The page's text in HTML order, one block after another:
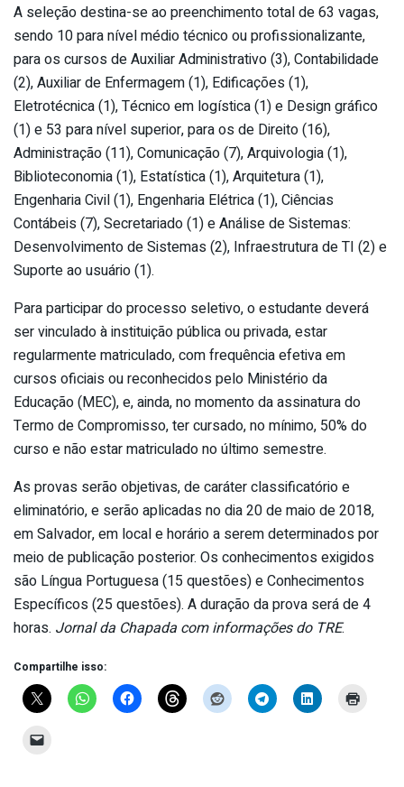
A seleção destina-se ao preenchimento total de 63 vagas,
sendo 10 para nível médio técnico ou profissionalizante,
para os cursos de Auxiliar Administrativo (3), Contabilidade
(2), Auxiliar de Enfermagem (1), Edificações (1),
Eletrotécnica (1), Técnico em logística (1) e Design gráfico
(1) e 53 para nível superior, para os de Direito (16),
Administração (11), Comunicação (7), Arquivologia (1),
Biblioteconomia (1), Estatística (1), Arquitetura (1),
Engenharia Civil (1), Engenharia Elétrica (1), Ciências
Contábeis (7), Secretariado (1) e Análise de Sistemas:
Desenvolvimento de Sistemas (2), Infraestrutura de TI (2) e
Suporte ao usuário (1).
Para participar do processo seletivo, o estudante deverá
ser vinculado à instituição pública ou privada, estar
regularmente matriculado, com frequência efetiva em
cursos oficiais ou reconhecidos pelo Ministério da
Educação (MEC), e, ainda, no momento da assinatura do
Termo de Compromisso, ter cursado, no mínimo, 50% do
curso e não estar matriculado no último semestre.
As provas serão objetivas, de caráter classificatório e
eliminatório, e serão aplicadas no dia 20 de maio de 2018,
em Salvador, em local e horário a serem determinados por
meio de publicação posterior. Os conhecimentos exigidos
são Língua Portuguesa (15 questões) e Conhecimentos
Específicos (25 questões). A duração da prova será de 4
horas. Jornal da Chapada com informações do TRE.
Compartilhe isso: